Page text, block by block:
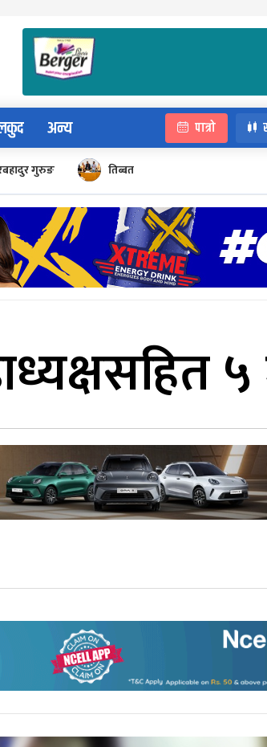
अन्य पात्रो
गुरुङ तिब्बत